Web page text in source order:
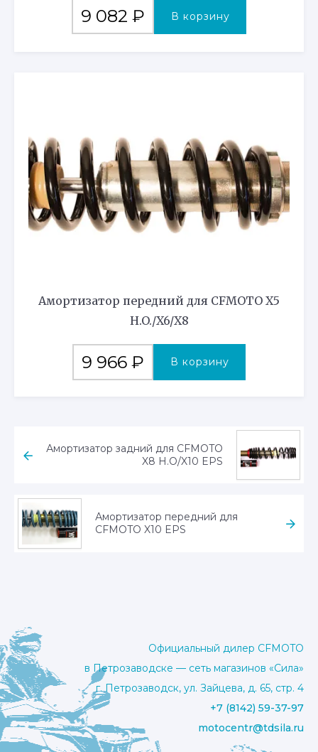
9 082 ₽ В корзину
Амортизатор передний для CFMOTO X5
H.O./X6/X8
9 966 ₽ В корзину
Амортизатор задний для CFMOTO
X8 H.O/X10 EPS
Амортизатор передний для
CFMOTO X10 EPS
Официальный дилер CFMOTO
в Петрозаводске — сеть магазинов «Сила»
г. Петрозаводск, ул. Зайцева, д. 65, стр. 4
+7 (8142) 59-37-97
motocentr@tdsila.ru